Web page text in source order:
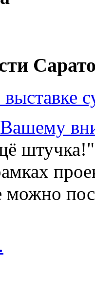
выставке
Вашему